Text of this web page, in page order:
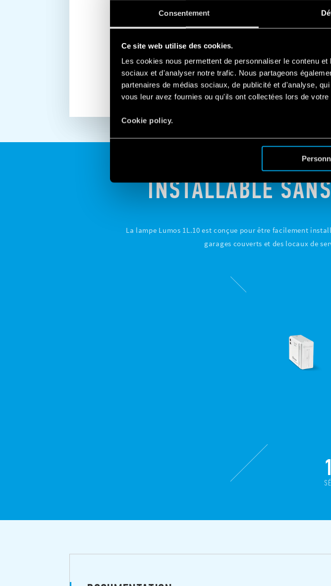
Consentement
Ce site web utilise des cookies.
Les cookies nous permettent de personnaliser le contenu
sociaux et d'analyser notre trafic. Nous partageons
partenaires de médias sociaux, de publicité et d'analyse,
vous leur avez fournies ou qu'ils ont collectées lors de
Cookie policy.
heures, fournissant le temps nécessaire pour effectuer toutes
actions importantes en cas de coupure de courant comme, par
exemple, le rétablissement de l’installation électrique ou
EN SAVOIR PLUS
INSTALLABLE
La lampe Lumos 1L.10 est conçue pour être facilement
garages couverts et des locaux de